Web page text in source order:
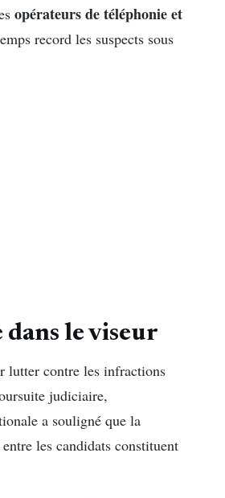
opérateurs de téléphonie et
record les suspects sous
le viseur
lutter contre les infractions
judiciaire,
a souligné que la
les candidats constituent